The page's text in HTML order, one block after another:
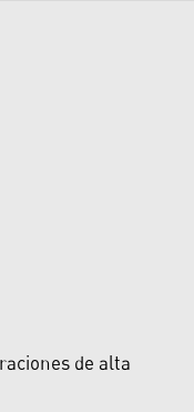
de alta